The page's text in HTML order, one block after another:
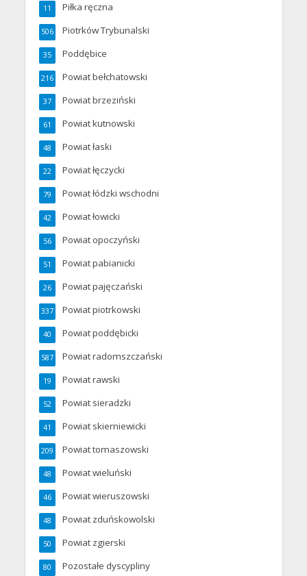
Piłka ręczna
11
Piotrków Trybunalski
506
Poddębice
35
Powiat bełchatowski
216
Powiat brzeziński
37
Powiat kutnowski
61
Powiat łaski
48
Powiat łęczycki
22
Powiat łódzki wschodni
79
Powiat łowicki
42
Powiat opoczyński
56
Powiat pabianicki
51
Powiat pajęczański
26
Powiat piotrkowski
337
Powiat poddębicki
40
Powiat radomszczański
587
Powiat rawski
19
Powiat sieradzki
52
Powiat skierniewicki
41
Powiat tomaszowski
209
Powiat wieluński
48
Powiat wieruszowski
46
Powiat zduńskowolski
48
Powiat zgierski
50
Pozostałe dyscypliny
80